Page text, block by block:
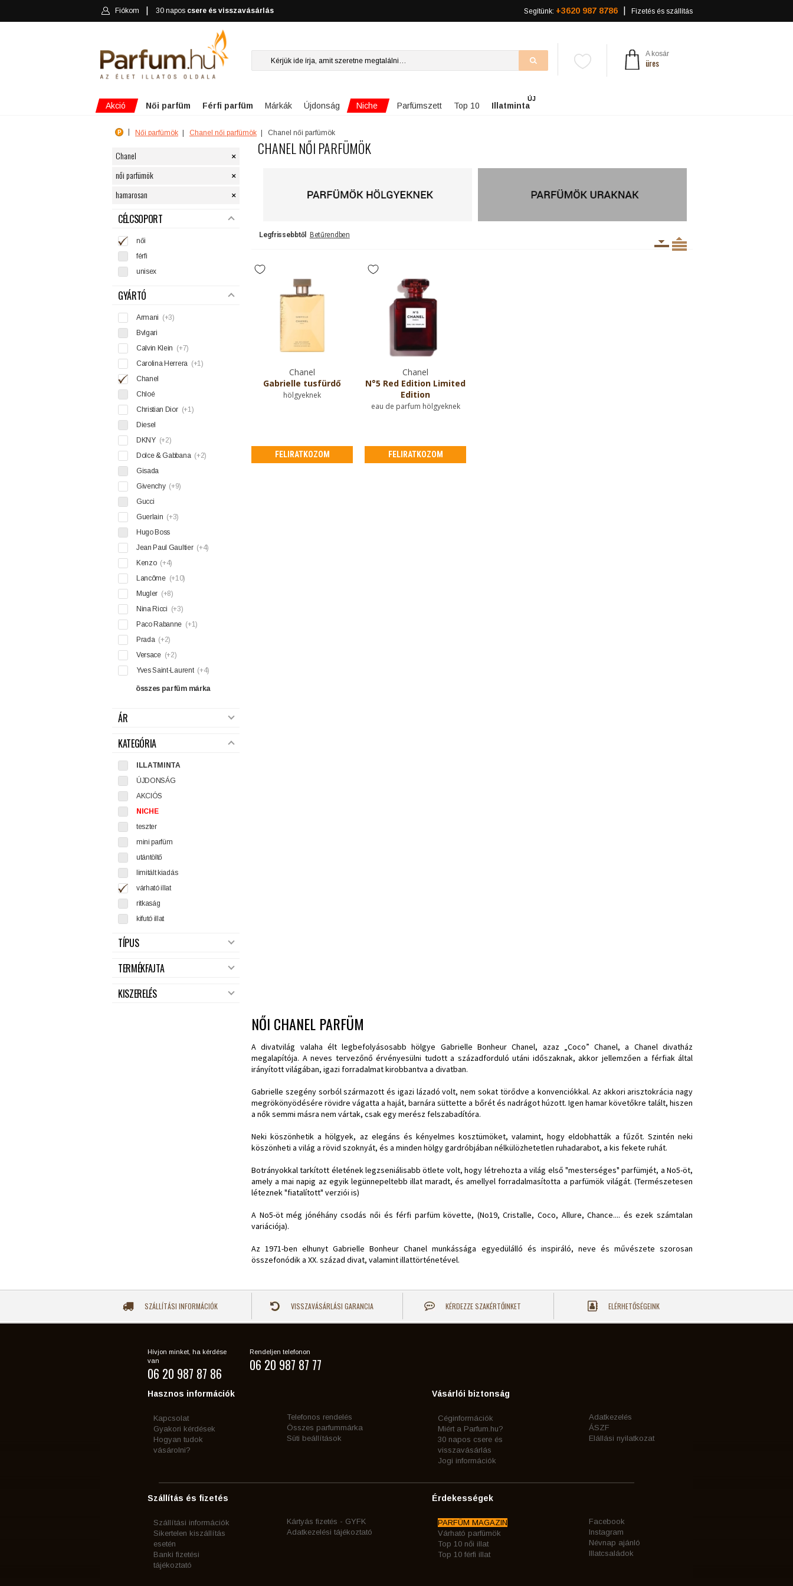
Fiókom 30 napos csere és visszavásárlás Segítünk: +3620 987 8786 Fizetés és szállítás
A kosár
üres
Akció Női parfüm Férfi parfüm Márkák Újdonság Niche Parfümszett Top 10 Illatminta
ÚJ
Női parfümök Chanel női parfümök Chanel női parfümök
Chanel ×
női parfümök ×
hamarosan ×
SZŰRÉS
CÉLCSOPORT
női
férfi
unisex
GYÁRTÓ
Armani (+3)
Bvlgari
Calvin Klein (+7)
Carolina Herrera (+1)
Chanel
Chloé
Christian Dior (+1)
Diesel
DKNY (+2)
Dolce & Gabbana (+2)
Gisada
Givenchy (+9)
Gucci
Guerlain (+3)
Hugo Boss
Jean Paul Gaultier (+4)
Kenzo (+4)
Lancôme (+10)
Mugler (+8)
Nina Ricci (+3)
Paco Rabanne (+1)
Prada (+2)
Versace (+2)
Yves Saint-Laurent (+4)
összes parfüm márka
ÁR
KATEGÓRIA
ILLATMINTA
ÚJDONSÁG
AKCIÓS
NICHE
teszter
mini parfüm
utántöltő
limitált kiadás
várható illat
ritkaság
kifutó illat
TÍPUS
TERMÉKFAJTA
KISZERELÉS
CHANEL NŐI PARFÜMÖK
Legfrissebbtől Betűrendben
Chanel
Gabrielle tusfürdő
hölgyeknek
FELIRATKOZOM
Chanel
N°5 Red Edition Limited
Edition
eau de parfum hölgyeknek
FELIRATKOZOM
NŐI CHANEL PARFÜM
A divatvilág valaha élt legbefolyásosabb hölgye Gabrielle Bonheur Chanel, azaz „Coco” Chanel, a Chanel divatház
megalapítója. A neves tervezőnő érvényesülni tudott a századforduló utáni időszaknak, akkor jellemzően a férfiak által
irányított világában, igazi forradalmat kirobbantva a divatban.
Gabrielle szegény sorból származott és igazi lázadó volt, nem sokat törődve a konvenciókkal. Az akkori arisztokrácia nagy
megrökönyödésére rövidre vágatta a haját, barnára süttette a bőrét és nadrágot húzott. Igen hamar követőkre talált, hiszen
a nők semmi másra nem vártak, csak egy merész felszabadítóra.
Neki köszönhetik a hölgyek, az elegáns és kényelmes kosztümöket, valamint, hogy eldobhatták a fűzőt. Szintén neki
köszönheti a világ a rövid szoknyát, és a minden hölgy gardróbjában nélkülözhetetlen ruhadarabot, a kis fekete ruhát.
Botrányokkal tarkított életének legzseniálisabb ötlete volt, hogy létrehozta a világ első "mesterséges" parfümjét, a No5-öt,
amely a mai napig az egyik legünnepeltebb illat maradt, és amellyel forradalmasította a parfümök világát. (Természetesen
léteznek "fiatalított" verziói is)
A No5-öt még jónéhány csodás női és férfi parfüm követte, (No19, Cristalle, Coco, Allure, Chance.... és ezek számtalan
variációja).
Az 1971-ben elhunyt Gabrielle Bonheur Chanel munkássága egyedülálló és inspiráló, neve és művészete szorosan
összefonódik a XX. század divat, valamint illattörténetével.
SZÁLLÍTÁSI INFORMÁCIÓK VISSZAVÁSÁRLÁSI GARANCIA KÉRDEZZE SZAKÉRTŐINKET ELÉRHETŐSÉGEINK
Hívjon minket, ha kérdése
van
06 20 987 87 86
Rendeljen telefonon
06 20 987 87 77
Hasznos információk
Kapcsolat
Gyakori kérdések
Hogyan tudok
vásárolni?
Telefonos rendelés
Összes parfummárka
Süti beállítások
Vásárlói biztonság
Céginformációk
Miért a Parfum.hu?
30 napos csere és
visszavásárlás
Jogi információk
Adatkezelés
ÁSZF
Elállási nyilatkozat
Szállítás és fizetés
Szállítási információk
Sikertelen kiszállítás
esetén
Banki fizetési
tájékoztató
Kártyás fizetés - GYFK
Adatkezelési tájékoztató
Érdekességek
PARFÜM MAGAZIN
Várható parfümök
Top 10 női illat
Top 10 férfi illat
Facebook
Instagram
Névnap ajánló
Illatcsaládok